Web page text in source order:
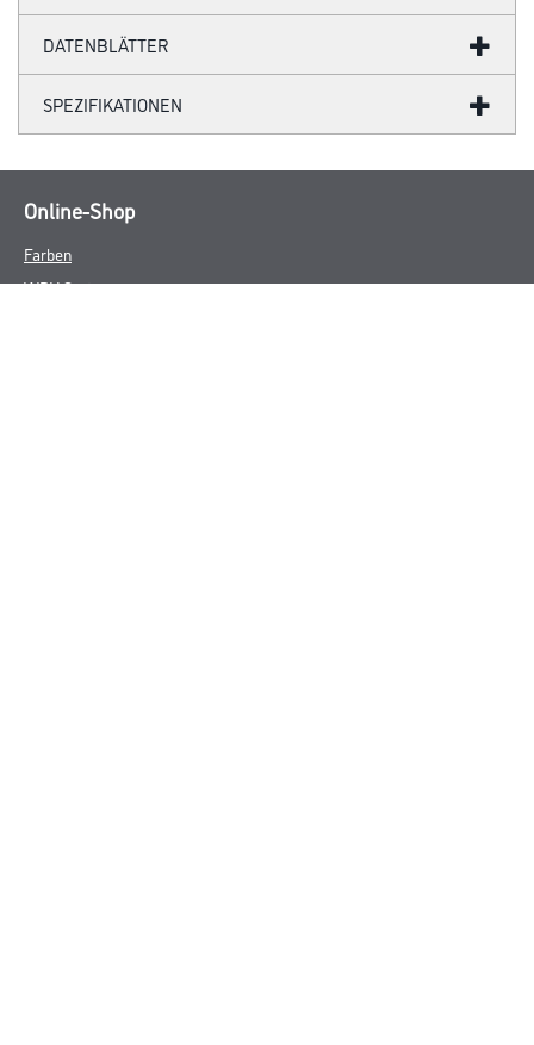
DATENBLÄTTER
SPEZIFIKATIONEN
Online-Shop
Farben
WDV-Systeme